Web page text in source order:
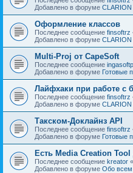
Добавлено в форуме CLARION
Оформление классов
Последнее сообщение finsoftrz
Добавлено в форуме CLARION
Multi-Proj от CapeSoft
Последнее сообщение
Добавлено в форуме Готовые
Лайфхаки при работе с
Последнее сообщение finsoftrz
Добавлено в форуме CLARION
Такском-Доклайнз API
Последнее сообщение finsoftrz
Добавлено в форуме Готовые
Есть Media Creation Tool
Последнее сообщение kreator «
Добавлено в форуме Обо всем